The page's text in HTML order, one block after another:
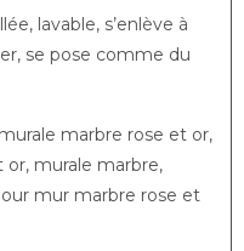
lavable, s’enlève à
se pose comme du
marbre rose et or,
murale marbre,
mur marbre rose et